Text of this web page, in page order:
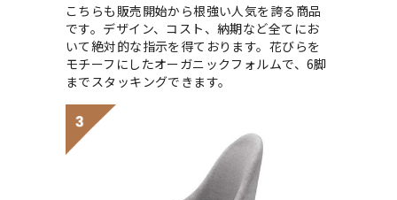
こちらも販売開始から根強い人気を誇る商品
です。デザイン、コスト、納期など全てにお
いて絶対的な指示を得ております。花びらを
モチーフにしたオーガニックフォルムで、6脚
までスタッキングできます。